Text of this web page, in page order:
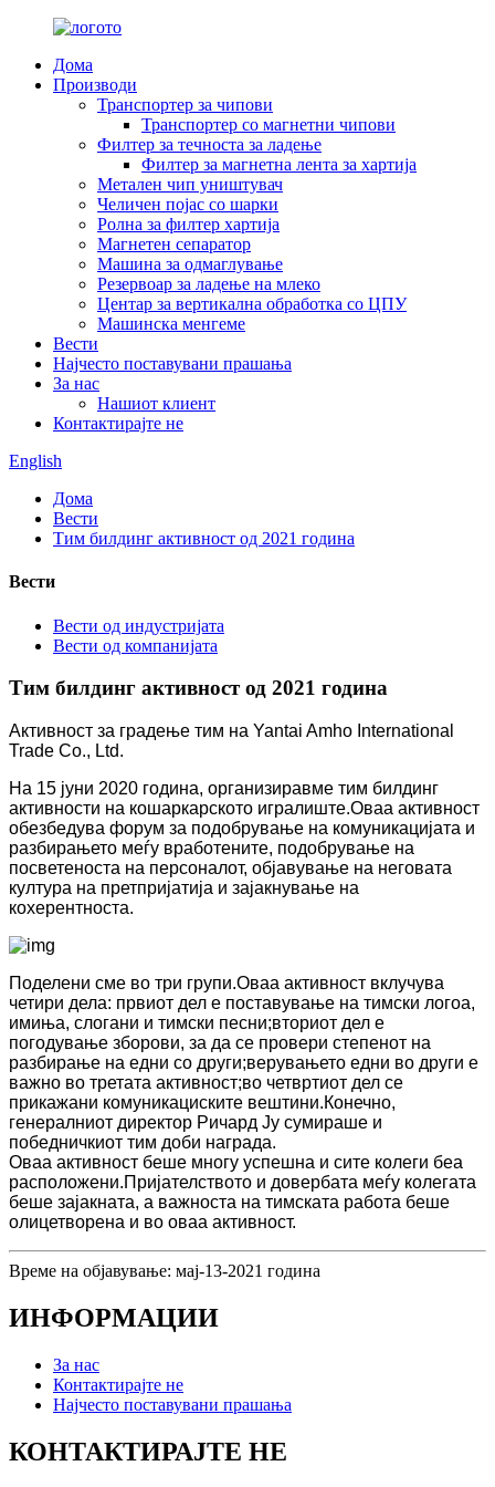
Дома
Производи
Транспортер за чипови
Транспортер со магнетни чипови
Филтер за течноста за ладење
Филтер за магнетна лента за хартија
Метален чип уништувач
Челичен појас со шарки
Ролна за филтер хартија
Магнетен сепаратор
Машина за одмаглување
Резервоар за ладење на млеко
Центар за вертикална обработка со ЦПУ
Машинска менгеме
Вести
Најчесто поставувани прашања
За нас
Нашиот клиент
Контактирајте не
English
Дома
Вести
Тим билдинг активност од 2021 година
Вести
Вести од индустријата
Вести од компанијата
Тим билдинг активност од 2021 година
Активност за градење тим на Yantai Amho International
Trade Co., Ltd.
На 15 јуни 2020 година, организиравме тим билдинг
активности на кошаркарското игралиште.Оваа активност
обезбедува форум за подобрување на комуникацијата и
разбирањето меѓу вработените, подобрување на
посветеноста на персоналот, објавување на неговата
култура на претпријатија и зајакнување на
кохерентноста.
Поделени сме во три групи.Оваа активност вклучува
четири дела: првиот дел е поставување на тимски логоа,
имиња, слогани и тимски песни;вториот дел е
погодување зборови, за да се провери степенот на
разбирање на едни со други;верувањето едни во други е
важно во третата активност;во четвртиот дел се
прикажани комуникациските вештини.Конечно,
генералниот директор Ричард Ју сумираше и
победничкиот тим доби награда.
Оваа активност беше многу успешна и сите колеги беа
расположени.Пријателството и довербата меѓу колегата
беше зајакната, а важноста на тимската работа беше
олицетворена и во оваа активност.
Време на објавување: мај-13-2021 година
ИНФОРМАЦИИ
За нас
Контактирајте не
Најчесто поставувани прашања
КОНТАКТИРАЈТЕ НЕ